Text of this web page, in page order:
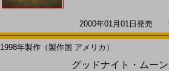
2000年01月01日発売
1998年製作（製作国 アメリカ）
グッドナイト・ムー